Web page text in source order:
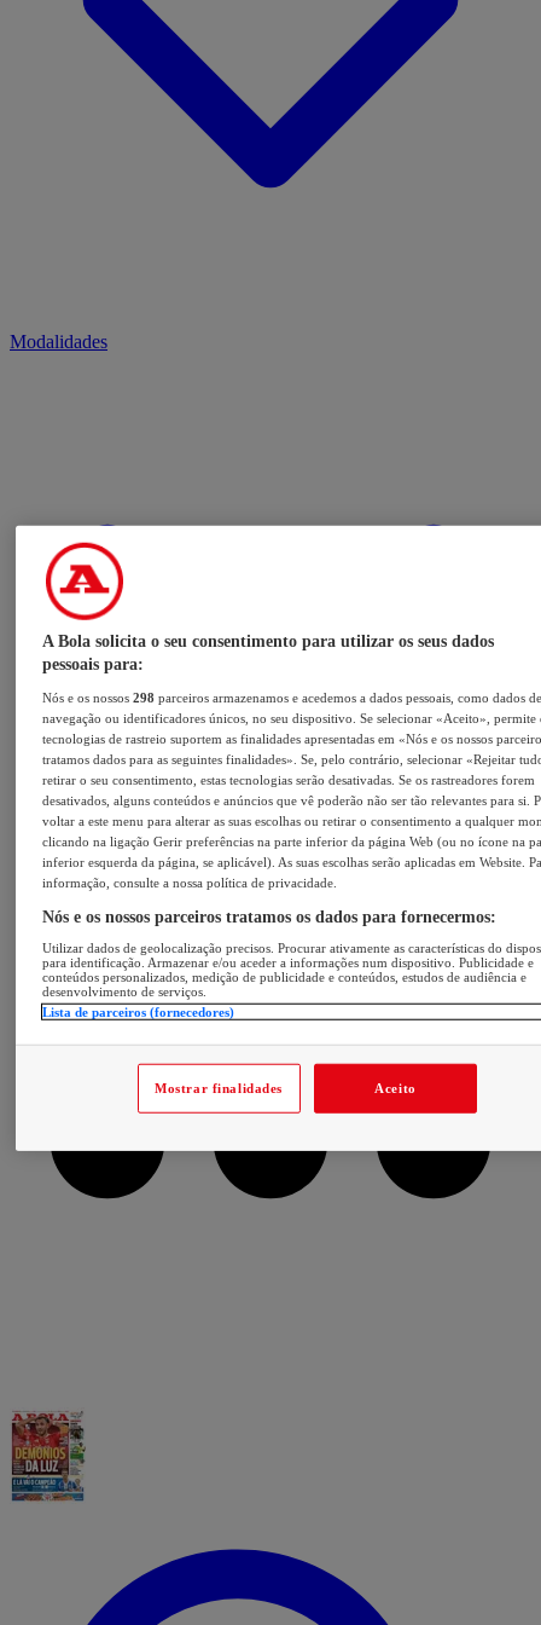
Modalidades
A Bola solicita o seu consentimento para utilizar os seus dados
pessoais para:
Nós e os nossos 298 parceiros armazenamos e acedemos a dados pessoais, como dados de
navegação ou identificadores únicos, no seu dispositivo. Se selecionar «Aceito», permite
tecnologias de rastreio suportem as finalidades apresentadas em «Nós e os nossos
tratamos dados para as seguintes finalidades». Se, pelo contrário, selecionar «Rejeitar
retirar o seu consentimento, estas tecnologias serão desativadas. Se os rastreadores forem
desativados, alguns conteúdos e anúncios que vê poderão não ser tão relevantes para si.
voltar a este menu para alterar as suas escolhas ou retirar o consentimento a qualquer
clicando na ligação Gerir preferências na parte inferior da página Web (ou no ícone na
inferior esquerda da página, se aplicável). As suas escolhas serão aplicadas em Website.
informação, consulte a nossa política de privacidade.
Nós e os nossos parceiros tratamos os dados para fornecermos:
Utilizar dados de geolocalização precisos. Procurar ativamente as características do
para identificação. Armazenar e/ou aceder a informações num dispositivo. Publicidade e
conteúdos personalizados, medição de publicidade e conteúdos, estudos de audiência e
desenvolvimento de serviços.
Lista de parceiros (fornecedores)
Mostrar finalidades Aceito